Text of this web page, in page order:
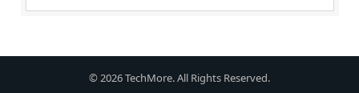
© 2026 TechMore. All Rights Reserved.